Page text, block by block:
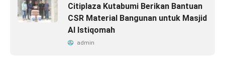
Citiplaza Kutabumi Berikan Bantuan
CSR Material Bangunan untuk Masjid
Al Istiqomah
admin